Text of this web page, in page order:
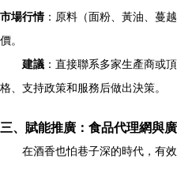
市場行情：原料（面粉、黃油、蔓
價。
建議 ：直接聯系多家生產商或
格、支持政策和服務后做出決策。
三、賦能推廣：食品代理網與
在酒香也怕巷子深的時代，有效